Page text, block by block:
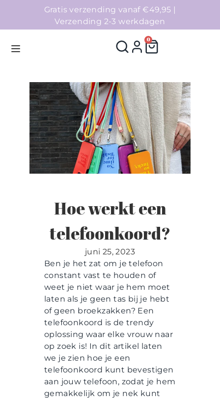
Gratis verzending vanaf €49,95 |
Verzending 2-3 werkdagen
0
Homepage
Telefoonhoesjes
Accessoires
Sale
Hoe werkt een
telefoonkoord?
juni 25, 2023
Ben je het zat om je telefoon
constant vast te houden of
weet je niet waar je hem moet
laten als je geen tas bij je hebt
of geen broekzakken? Een
telefoonkoord is de trendy
oplossing waar elke vrouw naar
op zoek is! In dit artikel laten
we je zien hoe je een
telefoonkoord kunt bevestigen
aan jouw telefoon, zodat je hem
gemakkelijk om je nek kunt